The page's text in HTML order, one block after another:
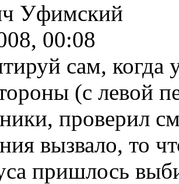
Уфимский
00:08
сам, когда
(с левой
проверил
вызвало, то
пришлось